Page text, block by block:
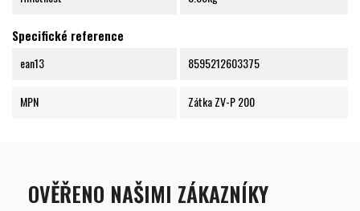
Specifické reference
ean13 8595212603375
MPN Zátka ZV-P 200
OVĚŘENO NAŠIMI ZÁKAZNÍKY